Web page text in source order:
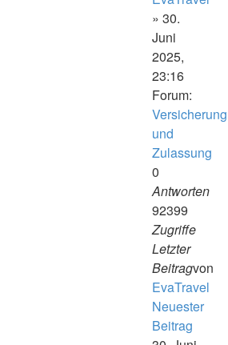
» 30.
Juni
2025,
23:16
Forum:
Versicherung
und
Zulassung
0
Antworten
92399
Zugriffe
Letzter
Beitragvon
EvaTravel
Neuester
Beitrag